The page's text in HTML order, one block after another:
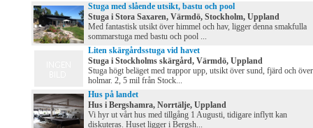
Stuga med slående utsikt, bastu och pool
Stuga i Stora Saxaren, Värmdö, Stockholm, Uppland
Med fantastisk utsikt över himmel och hav, ligger denna smakfulla
sommarstuga med bastu och pool ...
Liten skärgårdsstuga vid havet
Stuga i Stockholms skärgård, Värmdö, Uppland
Stuga högt beläget med trappor upp, utsikt över sund, fjärd och över
holmar. 2, 5 mil från Stock...
Hus på landet
Hus i Bergshamra, Norrtälje, Uppland
Vi hyr ut vårt hus med tillgång 1 Augusti, tidigare inflytt kan
diskuteras. Huset ligger i Bergsh...